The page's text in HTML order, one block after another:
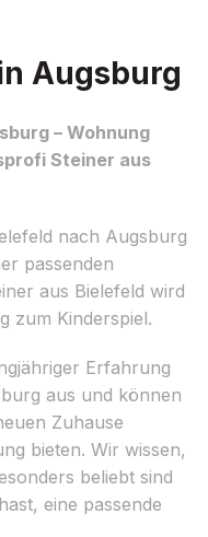
Augsburg
– Wohnung
Steiner aus
nach Augsburg
passenden
aus Bielefeld wird
zum Kinderspiel.
Erfahrung
aus und können
Zuhause
bieten. Wir wissen,
beliebt sind
eine passende